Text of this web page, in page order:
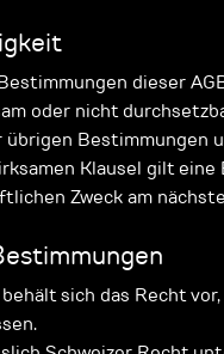
dieser
oder nicht
Bestimmungen
Klausel gilt eine
Zweck am
sich das Recht